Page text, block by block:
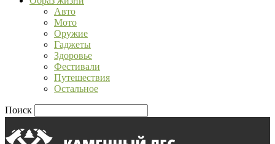
Авто
Мото
Оружие
Гаджеты
Здоровье
Фестивали
Путешествия
Остальное
Поиск